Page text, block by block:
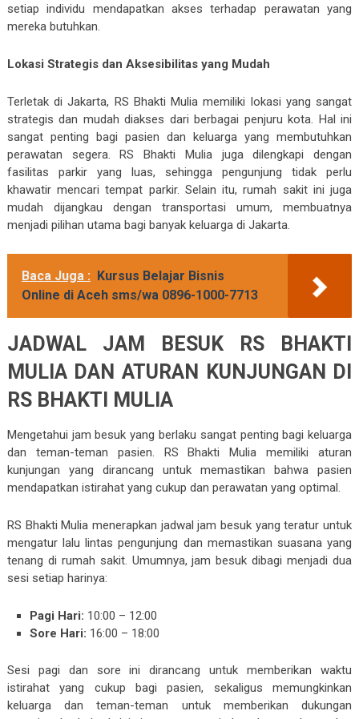
setiap individu mendapatkan akses terhadap perawatan yang
mereka butuhkan.
Lokasi Strategis dan Aksesibilitas yang Mudah
Terletak di Jakarta, RS Bhakti Mulia memiliki lokasi yang sangat
strategis dan mudah diakses dari berbagai penjuru kota. Hal ini
sangat penting bagi pasien dan keluarga yang membutuhkan
perawatan segera. RS Bhakti Mulia juga dilengkapi dengan
fasilitas parkir yang luas, sehingga pengunjung tidak perlu
khawatir mencari tempat parkir. Selain itu, rumah sakit ini juga
mudah dijangkau dengan transportasi umum, membuatnya
menjadi pilihan utama bagi banyak keluarga di Jakarta.
Baca Juga : Kursus Belajar Bisnis
Online di Aceh sms/wa 0896-1000-7713
JADWAL JAM BESUK RS BHAKTI
MULIA DAN ATURAN KUNJUNGAN DI
RS BHAKTI MULIA
Mengetahui jam besuk yang berlaku sangat penting bagi keluarga
dan teman-teman pasien. RS Bhakti Mulia memiliki aturan
kunjungan yang dirancang untuk memastikan bahwa pasien
mendapatkan istirahat yang cukup dan perawatan yang optimal.
RS Bhakti Mulia menerapkan jadwal jam besuk yang teratur untuk
mengatur lalu lintas pengunjung dan memastikan suasana yang
tenang di rumah sakit. Umumnya, jam besuk dibagi menjadi dua
sesi setiap harinya:
Pagi Hari: 10:00 – 12:00
Sore Hari: 16:00 – 18:00
Sesi pagi dan sore ini dirancang untuk memberikan waktu
istirahat yang cukup bagi pasien, sekaligus memungkinkan
keluarga dan teman-teman untuk memberikan dukungan